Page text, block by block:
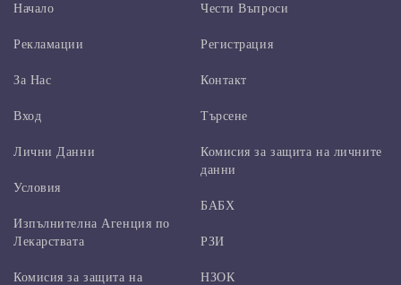
Начало
Рекламации
За Нас
Вход
Чести Въпроси
Регистрация
Контакт
Търсене
Лични Данни
Условия
Изпълнителна Агенция по
Лекарствата
Комисия за защита на
Комисия за защита на личните
данни
БАБХ
РЗИ
НЗОК